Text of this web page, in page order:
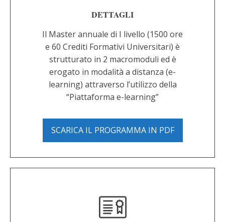
DETTAGLI
Il Master annuale di I livello (1500 ore
e 60 Crediti Formativi Universitari) è
strutturato in 2 macromoduli ed è
erogato in modalità a distanza (e-
learning) attraverso l’utilizzo della
“Piattaforma e-learning”
SCARICA IL PROGRAMMA IN PDF